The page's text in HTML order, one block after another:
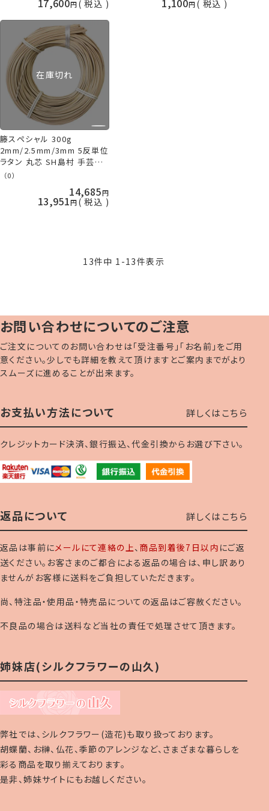
17,600 税込 1,100 税込
在庫切れ
籐スペシャル 300g
2mm/2.5mm/3mm 5反単位
ラタン 丸芯 SH島村 手芸の
山久
（0）
14,685
13,951 税込
13件中 1 -13件表示
お問い合わせについてのご注意
ご注文についてのお問い合わせは「受注番号」「お名前」をご用
意ください。少しでも詳細を教えて頂けますとご案内までがより
スムーズに進めることが出来ます。
お支払い方法について 詳しくはこちら
クレジットカード決済、銀行振込、代金引換からお選び下さい。
返品について 詳しくはこちら
返品は事前にメールにて連絡の上、 商品到着後7日以内 にご返
送ください。お客さまのご都合による返品の場合は、申し訳あり
ませんがお客様に送料をご負担していただきます。
尚、特注品・使用品・特売品についての返品はご容赦ください。
不良品の場合は送料など当社の責任で処理させて頂きます。
姉妹店(シルクフラワーの山久)
弊社では、シルクフラワー(造花)も取り扱っております。
胡蝶蘭、お榊、仏花、季節のアレンジなど、さまざまな暮らしを
彩る商品を取り揃えております。
是非、姉妹サイトにもお越しください。